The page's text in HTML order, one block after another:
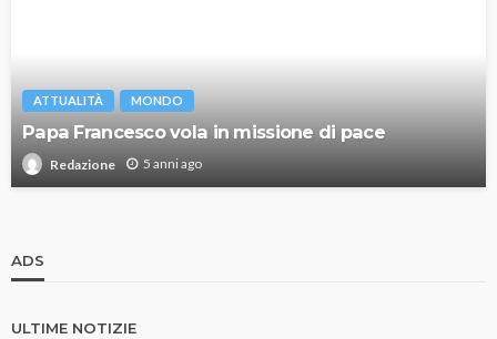
ATTUALITÀ MONDO
Papa Francesco vola in missione di pace
Redazione 5 anni ago
ADS
ULTIME NOTIZIE